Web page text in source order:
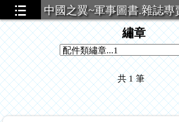
中國之翼~軍事圖書.雜誌專
繡章
共1筆